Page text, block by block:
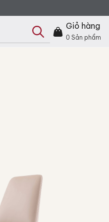
Giỏ hàng
0 Sản phẩm